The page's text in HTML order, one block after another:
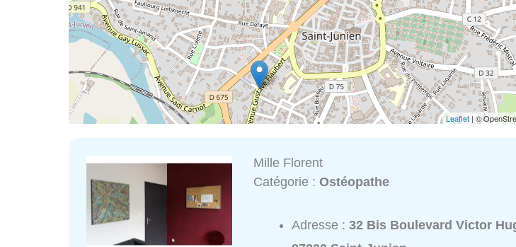
Leaflet | ©
Mille Florent
Catégorie :Ostéopathe
Adresse :32 Bis Boulevard Victor